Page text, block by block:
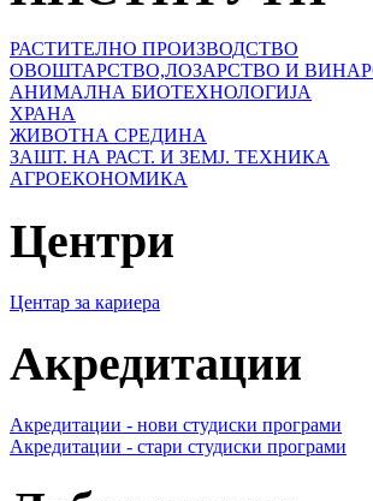
РАСТИТЕЛНО ПРОИЗВОДСТВО
ОВОШТАРСТВО,ЛОЗАРСТВО И
АНИМАЛНА БИОТЕХНОЛОГИЈА
ХРАНА
ЖИВОТНА СРЕДИНА
ЗАШТ. НА РАСТ. И ЗЕМЈ. ТЕХНИКА
АГРОЕКОНОМИКА
Центри
Центар за кариера
Акредитации
Акредитации - нови студиски програми
Акредитации - стари студиски програми